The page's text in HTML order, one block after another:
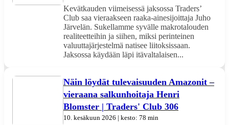
Kevätkauden viimeisessä jaksossa Traders’
Club saa vieraakseen raaka-ainesijoittaja Juho
Järvelän. Sukellamme syvälle makrotalouden
realiteetteihin ja siihen, miksi perinteinen
valuuttajärjestelmä natisee liitoksissaan.
Jaksossa käydään läpi itävaltalaisen...
Näin löydät tulevaisuuden Amazonit –
vieraana salkunhoitaja Henri
Blomster | Traders' Club 306
10. kesäkuun 2026 | kesto: 78 min